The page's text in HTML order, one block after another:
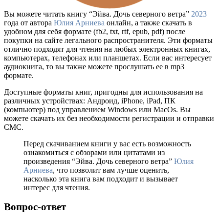
Вы можете читать книгу “Эйва. Дочь северного ветра” 2023
года от автора Юлия Арниева онлайн, а также скачать в
удобном для себя формате (fb2, txt, rtf, epub, pdf) после
покупки на сайте легального распространителя. Эти форматы
отлично подходят для чтения на любых электронных книгах,
компьютерах, телефонах или планшетах. Если вас интересует
аудиокнига, то вы также можете прослушать ее в mp3
формате.
Доступные форматы книг, пригодны для использования на
различных устройствах: Андроид, iPhone, iPad, ПК
(компьютер) под управлением Windows или MacOs. Вы
можете скачать их без необходимости регистрации и отправки
СМС.
Перед скачиванием книги у вас есть возможность
ознакомиться с обзорами или цитатами из
произведения “Эйва. Дочь северного ветра” Юлия
Арниева, что позволит вам лучше оценить,
насколько эта книга вам подходит и вызывает
интерес для чтения.
Вопрос-ответ